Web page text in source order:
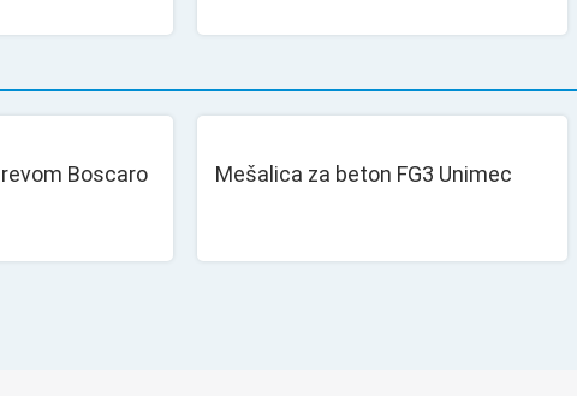
Boscaro Mešalica za beton FG3 Unimec